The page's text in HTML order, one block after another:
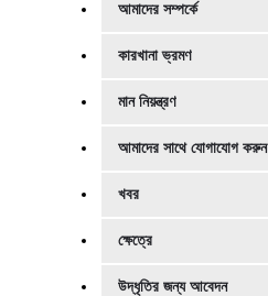
আমাদের সম্পর্কে
কারখানা ভ্রমণ
মান নিয়ন্ত্রণ
আমাদের সাথে যোগাযোগ করুন
খবর
ক্ষেত্রে
উদ্ধৃতির জন্য আবেদন